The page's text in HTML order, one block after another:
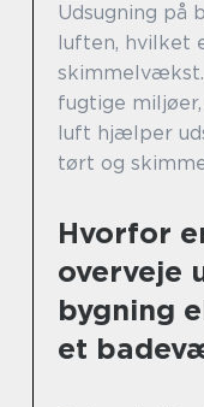
Udsugning på
luften, hvilket
fugtige
luft hjælper
tørt og
Hvorfor
overveje
bygning
et